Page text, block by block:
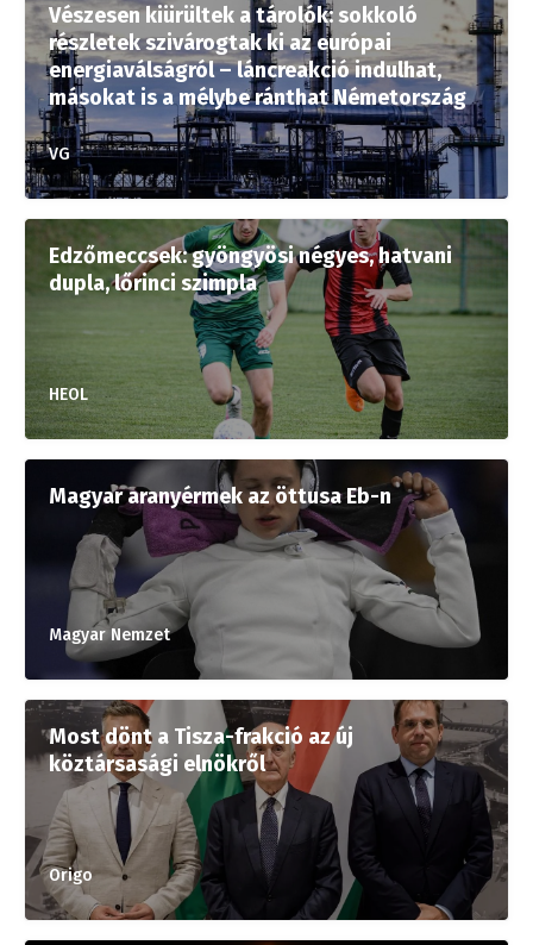
Vészesen kiürültek a tárolók: sokkoló
részletek szivárogtak ki az európai
energiaválságról – láncreakció indulhat,
másokat is a mélybe ránthat Németország
VG
Edzőmeccsek: gyöngyösi négyes, hatvani
dupla, lőrinci szimpla
HEOL
Magyar aranyérmek az öttusa Eb-n
Magyar Nemzet
Most dönt a Tisza-frakció az új
köztársasági elnökről
Origo